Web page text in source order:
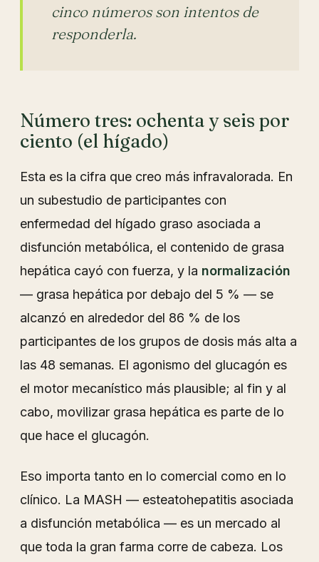
cinco números son intentos de
responderla.
Número tres: ochenta y seis por
ciento (el hígado)
Esta es la cifra que creo más infravalorada. En
un subestudio de participantes con
enfermedad del hígado graso asociada a
disfunción metabólica, el contenido de grasa
hepática cayó con fuerza, y la normalización
— grasa hepática por debajo del 5 % — se
alcanzó en alrededor del 86 % de los
participantes de los grupos de dosis más alta a
las 48 semanas. El agonismo del glucagón es
el motor mecanístico más plausible; al fin y al
cabo, movilizar grasa hepática es parte de lo
que hace el glucagón.
Eso importa tanto en lo comercial como en lo
clínico. La MASH — esteatohepatitis asociada
a disfunción metabólica — es un mercado al
que toda la gran farma corre de cabeza. Los